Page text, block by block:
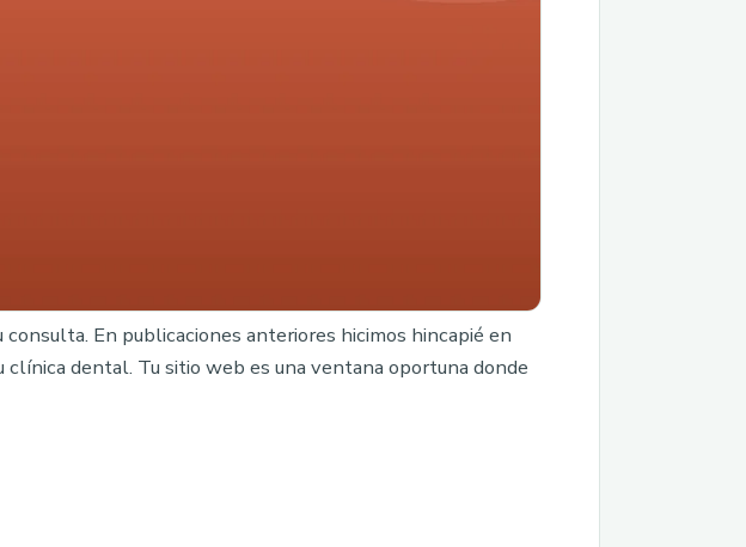
En publicaciones anteriores hicimos hincapié en
dental. Tu sitio web es una ventana oportuna donde